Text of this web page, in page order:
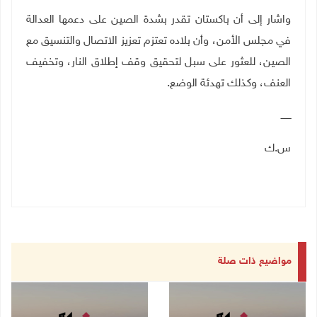
واشار إلى أن باكستان تقدر بشدة الصين على دعمها العدالة
في مجلس الأمن، وأن بلاده تعتزم تعزيز الاتصال والتنسيق مع
الصين، للعثور على سبل لتحقيق وقف إطلاق النار، وتخفيف
العنف، وكذلك تهدئة الوضع.
ـــــــ
س.ك
مواضيع ذات صلة